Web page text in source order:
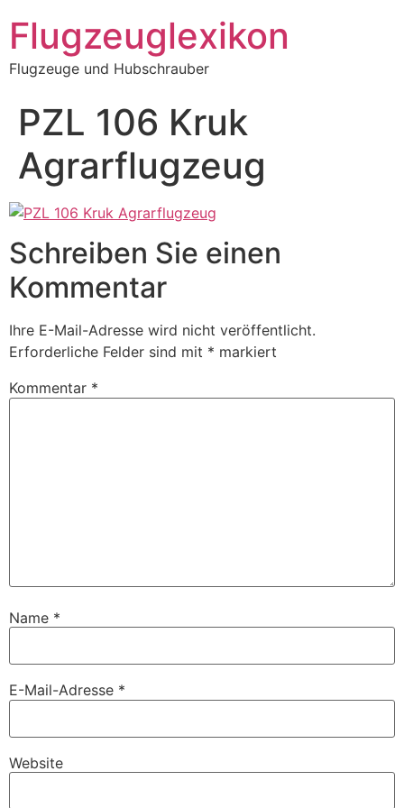
Inhalt
springen
Flugzeuglexikon
Flugzeuge und Hubschrauber
PZL 106 Kruk
Agrarflugzeug
Schreiben Sie einen
Kommentar
Ihre E-Mail-Adresse wird nicht veröffentlicht.
Erforderliche Felder sind mit * markiert
Kommentar *
Name *
E-Mail-Adresse *
Website